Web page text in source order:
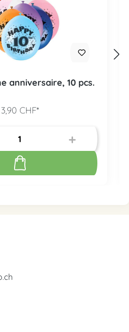
anniversaire, 10 pcs.
3,90 CHF*